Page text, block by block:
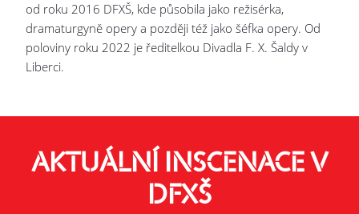
od roku 2016 DFXŠ, kde působila jako režisérka,
dramaturgyně opery a později též jako šéfka opery. Od
poloviny roku 2022 je ředitelkou Divadla F. X. Šaldy v
Liberci.
AKTUÁLNÍ INSCENACE V
DFXŠ